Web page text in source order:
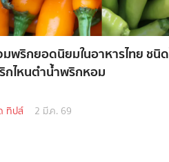
มพริกยอดนิยมในอาหารไทย ชนิ
กไหนตำน้ำพริกหอม
ทิปส์ 2 มี.ค. 69